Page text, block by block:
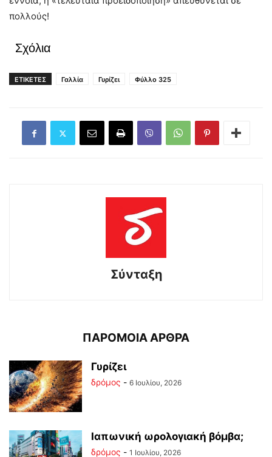
πολλούς!
Σχόλια
ΕΤΙΚΕΤΕΣ Γαλλία Γυρίζει Φύλλο 325
Σύνταξη
ΠΑΡΟΜΟΙΑ ΑΡΘΡΑ
Γυρίζει
δρόμος - 6 Ιουλίου, 2026
Ιαπωνική ωρολογιακή βόμβα;
δρόμος - 1 Ιουλίου, 2026